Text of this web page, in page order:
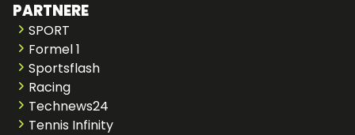
PARTNERE
SPORT
Formel 1
Sportsflash
Racing
Technews24
Tennis Infinity